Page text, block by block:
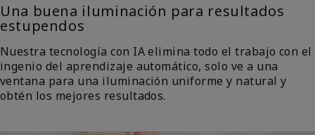
Una buena iluminación para resultados
estupendos
Nuestra tecnología con IA elimina todo el trabajo con el
ingenio del aprendizaje automático, solo ve a una
ventana para una iluminación uniforme y natural y
obtén los mejores resultados.